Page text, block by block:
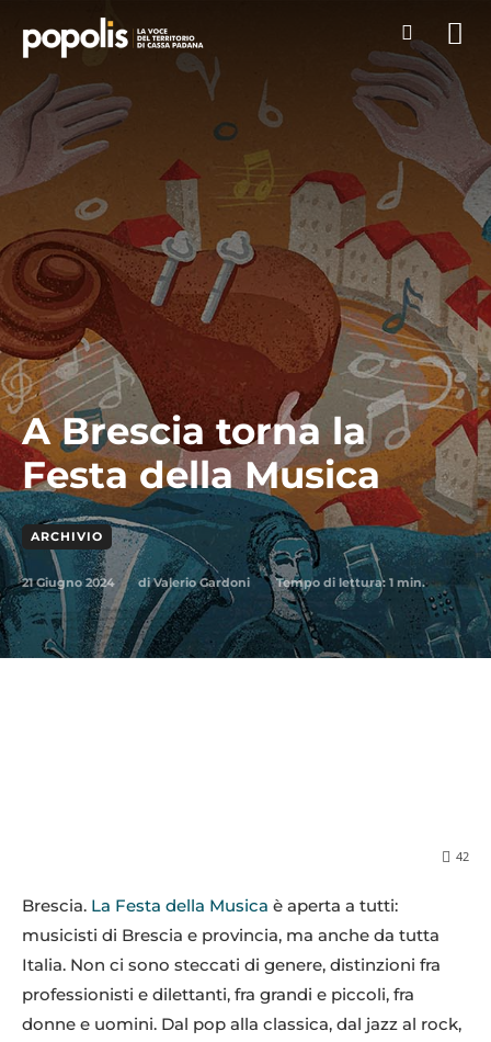
A Brescia torna la
Festa della Musica
ARCHIVIO
21 Giugno 2024 di Valerio Gardoni Tempo di lettura: 1 min.
42
Brescia. La Festa della Musica è aperta a tutti:
musicisti di Brescia e provincia, ma anche da tutta
Italia. Non ci sono steccati di genere, distinzioni fra
professionisti e dilettanti, fra grandi e piccoli, fra
donne e uomini. Dal pop alla classica, dal jazz al rock,